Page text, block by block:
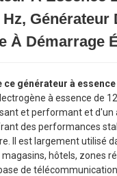
Loading...
Loading...
Hz, Générateur
À Démarrage
ce générateur à essence
à essence de
et performant et d'un
des performances
Il est largement utilisé
hôtels, zones
de